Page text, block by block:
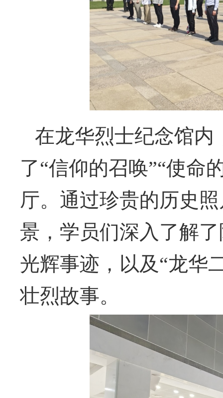
在龙华烈士纪念馆内
了“信仰的召唤”“使命
厅。通过珍贵的历史
景，学员们深入了解
光辉事迹，以及 “龙华
壮烈故事。